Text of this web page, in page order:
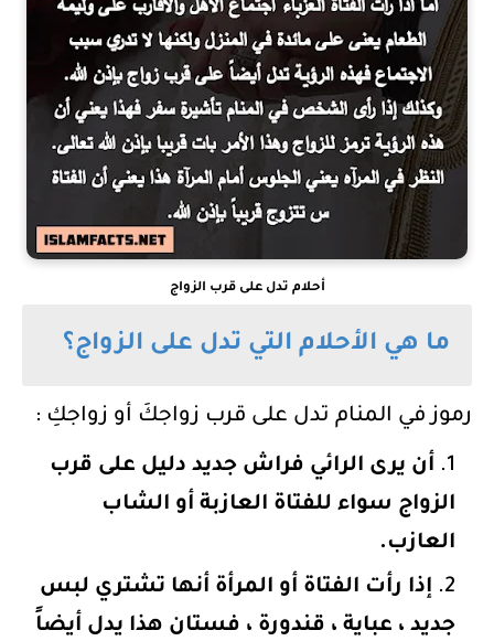
أحلام تدل على قرب الزواج
ما هي الأحلام التي تدل على الزواج؟
رموز في المنام تدل على قرب زواجكَ أو زواجكِ :
أن يرى الرائي فراش جديد دليل على قرب
الزواج سواء للفتاة العازبة أو الشاب
العازب.
إذا رأت الفتاة أو المرأة أنها تشتري لبس
جديد ، عباية ، قندورة ، فستان هذا يدل أيضاً